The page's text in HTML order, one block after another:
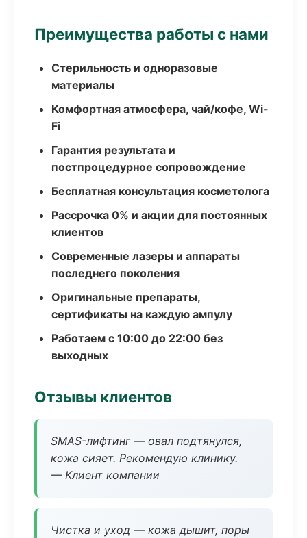
Преимущества работы с нами
Стерильность и одноразовые
материалы
Комфортная атмосфера, чай/кофе, Wi-
Fi
Гарантия результата и
постпроцедурное сопровождение
Бесплатная консультация косметолога
Рассрочка 0% и акции для постоянных
клиентов
Современные лазеры и аппараты
последнего поколения
Оригинальные препараты,
сертификаты на каждую ампулу
Работаем с 10:00 до 22:00 без
выходных
Отзывы клиентов
SMAS-лифтинг — овал подтянулся,
кожа сияет. Рекомендую клинику.
— Клиент компании
Чистка и уход — кожа дышит, поры